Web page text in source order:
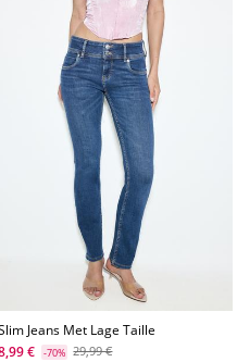
Jeans Met Lage Taille
€
-70% 29,99 €